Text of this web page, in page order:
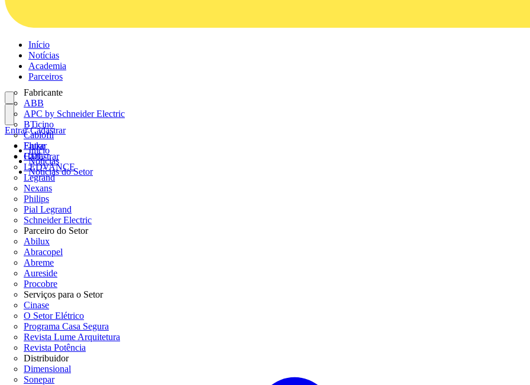
Início
Notícias
Academia
Parceiros
Fabricante
ABB
APC by Schneider Electric
BTicino
Cablofil
Fluke
HDL
LEDVANCE
Legrand
Nexans
Philips
Pial Legrand
Schneider Electric
Parceiro do Setor
Abilux
Abracopel
Abreme
Aureside
Procobre
Serviços para o Setor
Cinase
O Setor Elétrico
Programa Casa Segura
Revista Lume Arquitetura
Revista Potência
Distribuidor
Dimensional
Sonepar
Entrar
Cadastrar
Entrar Cadastrar
Início
Notícias
Notícias do Setor